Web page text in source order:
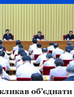
об’єднати